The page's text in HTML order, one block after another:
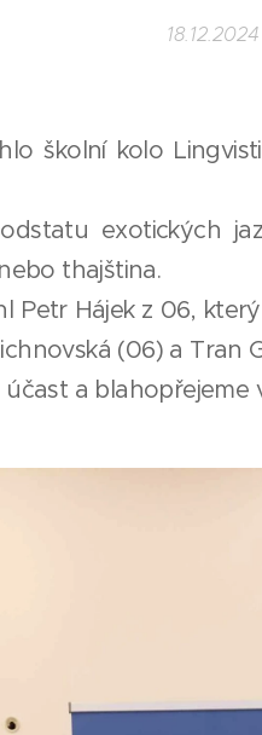
18.12.2024
školní kolo
exotických
thajština.
Petr Hájek z 06,
(06) a Tran
a blahopřejeme